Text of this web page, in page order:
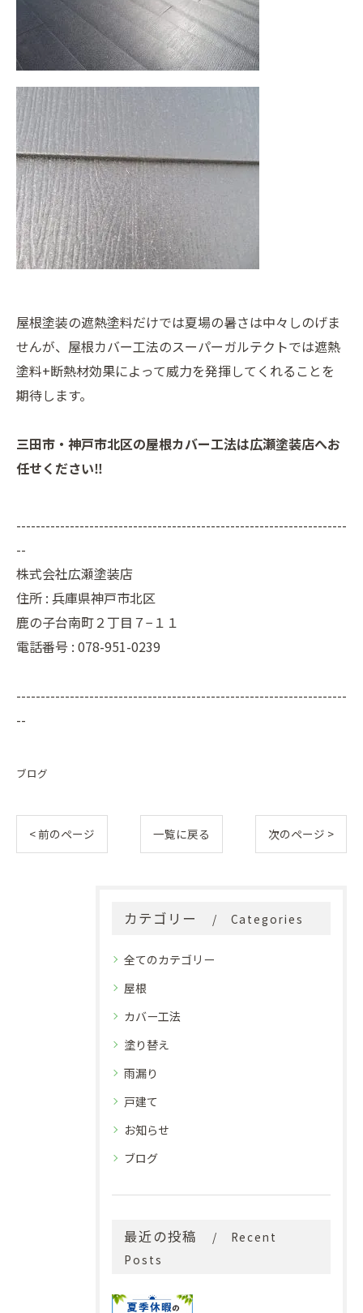
屋根塗装の遮熱塗料だけでは夏場の暑さは中々しのげま
せんが、屋根カバー工法のスーパーガルテクトでは遮熱
塗料+断熱材効果によって威力を発揮してくれることを
期待します。
三田市・神戸市北区の屋根カバー工法は広瀬塗装店へお
任せください‼
--------------------------------------------------------------------
--
株式会社広瀬塗装店
住所 : 兵庫県神戸市北区
鹿の子台南町２丁目７−１１
電話番号 : 078-951-0239
--------------------------------------------------------------------
--
ブログ
< 前のページ 一覧に戻る 次のページ >
カテゴリー Categories
全てのカテゴリー
屋根
カバー工法
塗り替え
雨漏り
戸建て
お知らせ
ブログ
最近の投稿
Recent
Posts